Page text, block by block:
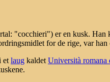
"cocchieri") er en kusk. Han
for de rige, var
et laug kaldet Università